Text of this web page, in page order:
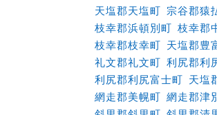
天塩郡天塩町 宗谷郡猿
枝幸郡浜頓別町 枝幸郡
枝幸郡枝幸町 天塩郡豊
礼文郡礼文町 利尻郡利
利尻郡利尻富士町 天塩
網走郡美幌町 網走郡津